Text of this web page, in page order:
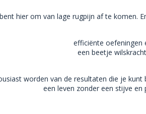
hier om van lage rugpijn af te komen.
efficiënte oefeningen
een beetje
worden van de resultaten die je kunt
een leven zonder een stijve en